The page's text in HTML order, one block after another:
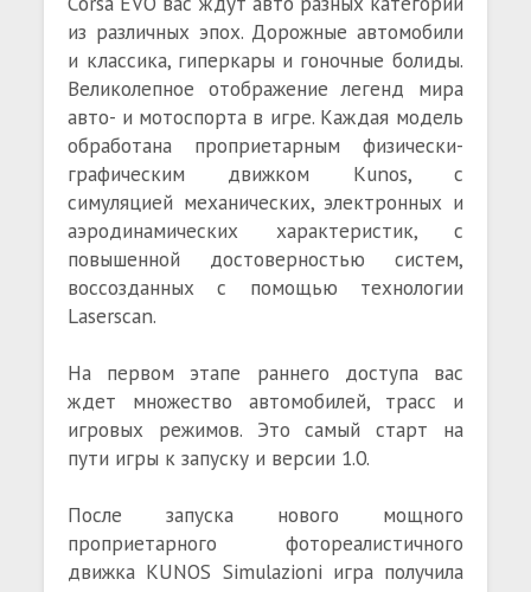
из различных эпох. Дорожные автомобили
и классика, гиперкары и гоночные болиды.
Великолепное отображение легенд мира
авто- и мотоспорта в игре. Каждая модель
обработана проприетарным физически-
графическим движком Kunos, с
симуляцией механических, электронных и
аэродинамических характеристик, с
повышенной достоверностью систем,
воссозданных с помощью технологии
Laserscan.
На первом этапе раннего доступа вас
ждет множество автомобилей, трасс и
игровых режимов. Это самый старт на
пути игры к запуску и версии 1.0.
После запуска нового мощного
проприетарного фотореалистичного
движка KUNOS Simulazioni игра получила